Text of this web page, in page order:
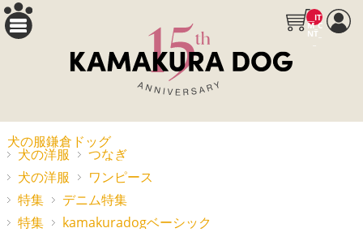
__IT
M_C
NT_
犬の服鎌倉ドッグ
犬の洋服
つなぎ
犬の洋服
ワンピース
特集
デニム特集
特集
kamakuradogベーシック